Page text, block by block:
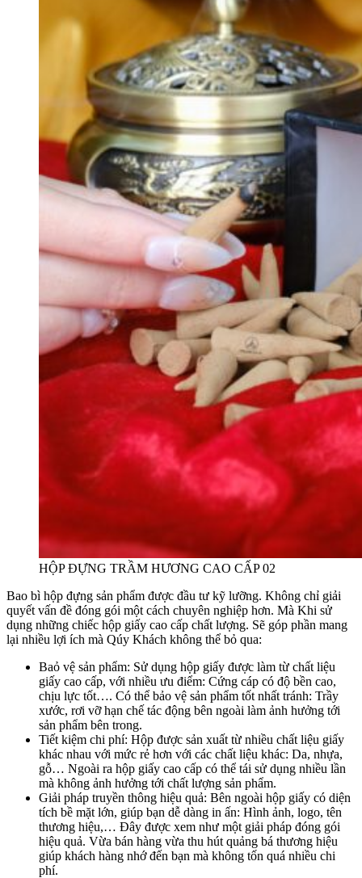
HỘP ĐỰNG TRẦM HƯƠNG CAO CẤP 02
Bao bì hộp đựng sản phẩm được đầu tư kỹ lưỡng. Không chỉ giải
quyết vấn đề đóng gói một cách chuyên nghiệp hơn. Mà Khi sử
dụng những chiếc hộp giấy cao cấp chất lượng. Sẽ góp phần mang
lại nhiều lợi ích mà Qúy Khách không thể bỏ qua:
Baỏ vệ sản phẩm: Sử dụng hộp giấy được làm từ chất liệu
giấy cao cấp, với nhiều ưu điểm: Cứng cáp có độ bền cao,
chịu lực tốt…. Có thể bảo vệ sản phẩm tốt nhất tránh: Trầy
xước, rơi vỡ hạn chế tác động bên ngoài làm ảnh hưởng tới
sản phẩm bên trong.
Tiết kiệm chi phí: Hộp được sản xuất từ nhiều chất liệu giấy
khác nhau với mức rẻ hơn với các chất liệu khác: Da, nhựa,
gỗ… Ngoài ra hộp giấy cao cấp có thể tái sử dụng nhiều lần
mà không ảnh hưởng tới chất lượng sản phẩm.
Giải pháp truyền thông hiệu quả: Bên ngoài hộp giấy có diện
tích bề mặt lớn, giúp bạn dễ dàng in ấn: Hình ảnh, logo, tên
thương hiệu,… Đây được xem như một giải pháp đóng gói
hiệu quả. Vừa bán hàng vừa thu hút quảng bá thương hiệu
giúp khách hàng nhớ đến bạn mà không tốn quá nhiều chi
phí.